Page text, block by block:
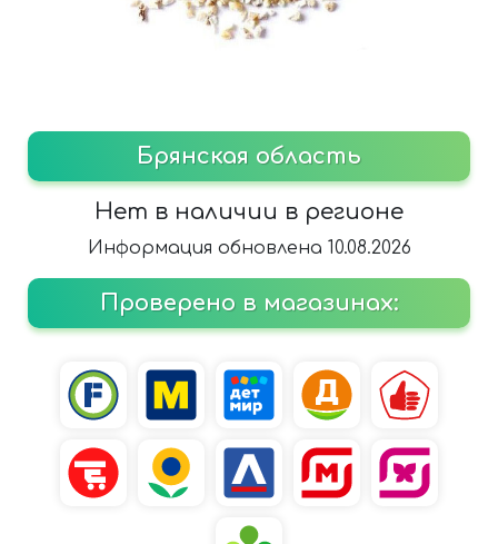
Брянская область
Нет в наличии в регионе
Информация обновлена 10.08.2026
Проверено в магазинах: